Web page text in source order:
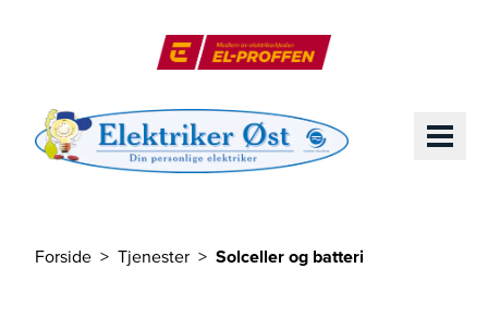
Forside Tjenester Solceller og batteri